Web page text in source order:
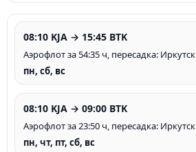
08:10 KJA → 15:45 BTK
Аэрофлот за 54:35 ч, пересадка: Иркутск
пн, сб, вс
08:10 KJA → 09:00 BTK
Аэрофлот за 23:50 ч, пересадка: Иркутск
пн, чт, пт, сб, вс